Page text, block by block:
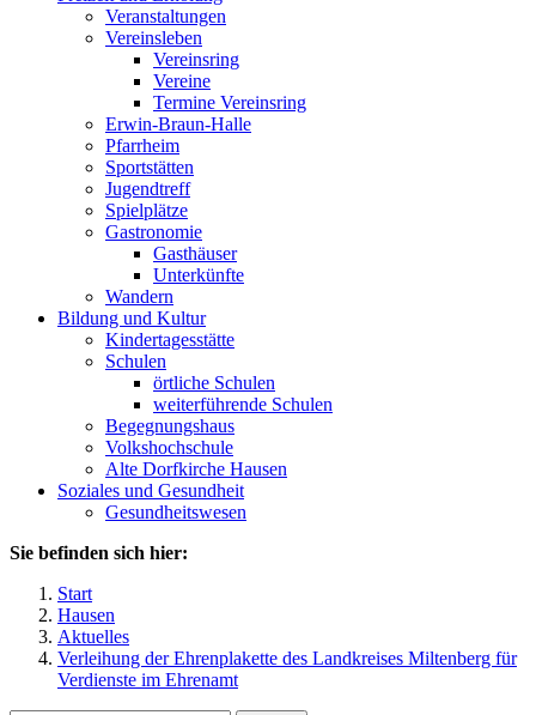
Veranstaltungen
Vereinsleben
Vereinsring
Vereine
Termine Vereinsring
Erwin-Braun-Halle
Pfarrheim
Sportstätten
Jugendtreff
Spielplätze
Gastronomie
Gasthäuser
Unterkünfte
Wandern
Bildung und Kultur
Kindertagesstätte
Schulen
örtliche Schulen
weiterführende Schulen
Begegnungshaus
Volkshochschule
Alte Dorfkirche Hausen
Soziales und Gesundheit
Gesundheitswesen
Sie befinden sich hier:
Start
Hausen
Aktuelles
Verleihung der Ehrenplakette des Landkreises Miltenberg für
Verdienste im Ehrenamt